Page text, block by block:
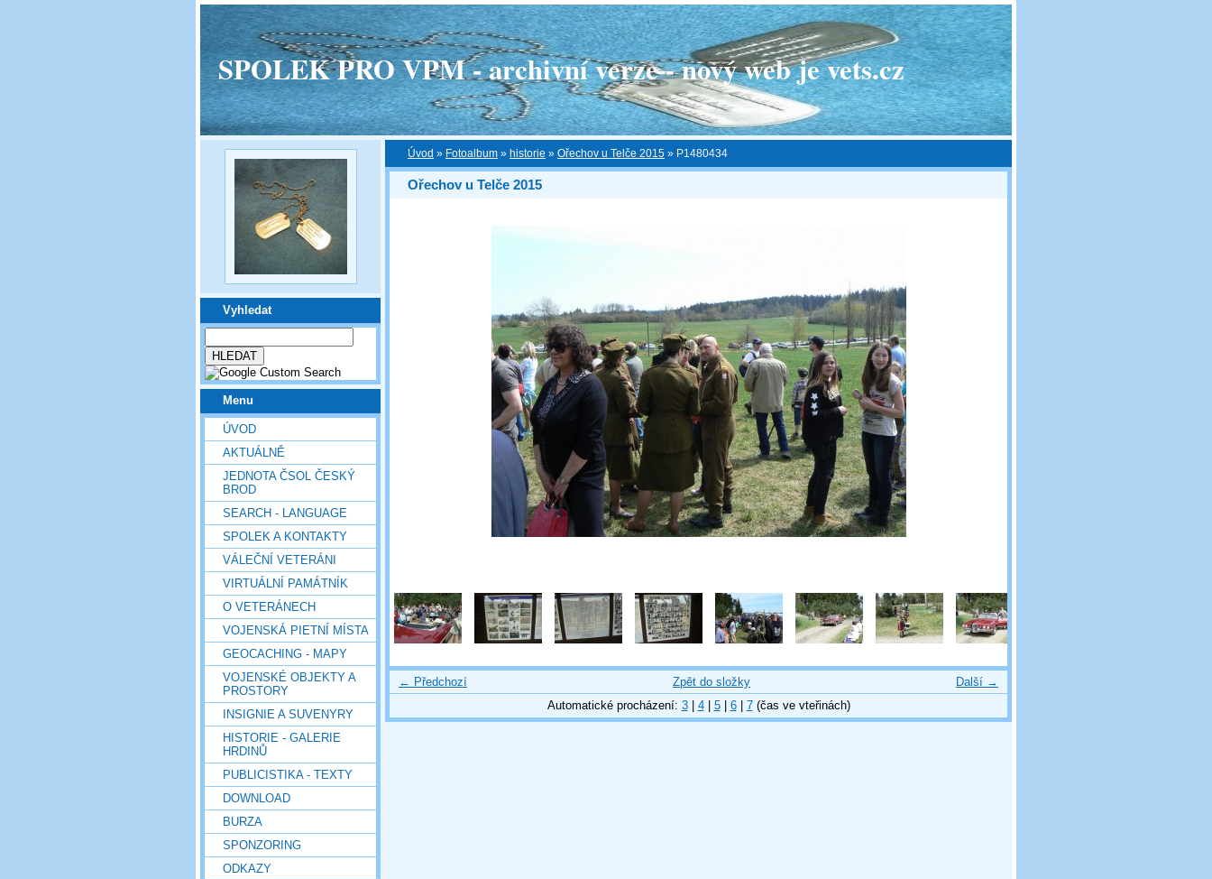
SPOLEK PRO VPM - archivní verze - nový web je vets.cz
Vyhledat
Menu
ÚVOD
AKTUÁLNĚ
JEDNOTA ČSOL ČESKÝ
BROD
SEARCH - LANGUAGE
SPOLEK A KONTAKTY
VÁLEČNÍ VETERÁNI
VIRTUÁLNÍ PAMÁTNÍK
O VETERÁNECH
VOJENSKÁ PIETNÍ MÍSTA
GEOCACHING - MAPY
VOJENSKÉ OBJEKTY A
PROSTORY
INSIGNIE A SUVENYRY
HISTORIE - GALERIE
HRDINŮ
PUBLICISTIKA - TEXTY
DOWNLOAD
BURZA
SPONZORING
ODKAZY
Úvod » Fotoalbum » historie » Ořechov u Telče 2015 » P1480434
Ořechov u Telče 2015
← Předchozí Další →
Zpět do složky
Automatické procházení: 3| 4| 5| 6| 7(čas ve vteřinách)